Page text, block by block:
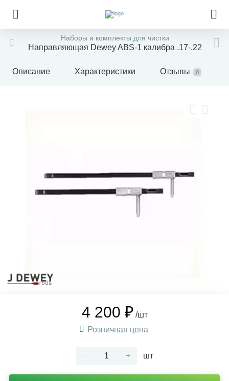
Наборы и комплекты для чистки
Направляющая Dewey ABS-1 калибра .17-.22
Описание Характеристики Отзывы 0
4 200 ₽ /шт
Розничная цена
- + шт